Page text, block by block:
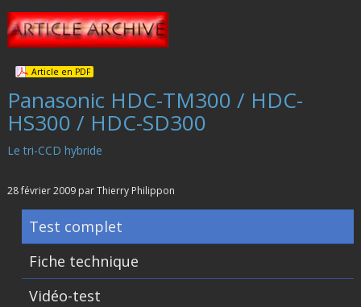
Article en PDF
Panasonic HDC-TM300 / HDC-
HS300 / HDC-SD300
Le tri-CCD hybride
28 février 2009 par Thierry Philippon
Test complet
Fiche technique
Vidéo-test